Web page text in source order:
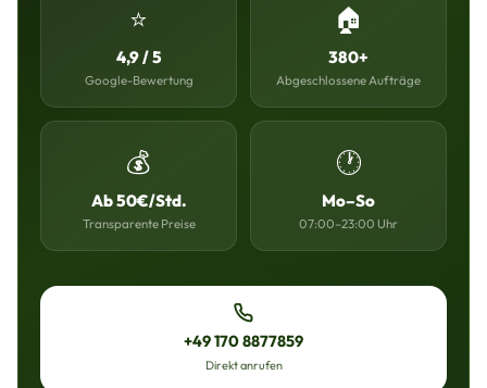
⭐
4,9 / 5
Google-Bewertung
🏠
380+
Abgeschlossene Aufträge
💰
Ab 50€/Std.
Transparente Preise
🕐
Mo–So
07:00–23:00 Uhr
+49 170 8877859
Direkt anrufen